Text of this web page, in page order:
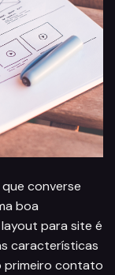
converse
boa
para site é
características
primeiro contato